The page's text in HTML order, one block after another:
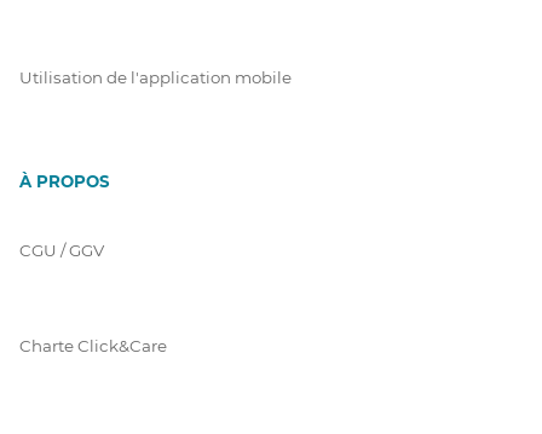
Utilisation de l'application mobile
À PROPOS
CGU / GGV
Charte Click&Care